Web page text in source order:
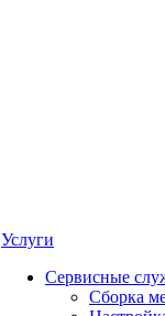
Услуги
Сервисные
Сборка